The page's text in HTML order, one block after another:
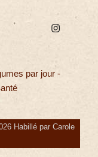
par jour -
Habillé par Carole